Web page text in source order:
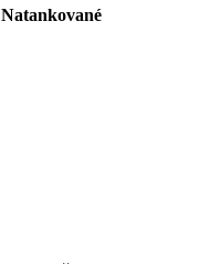
Natankované